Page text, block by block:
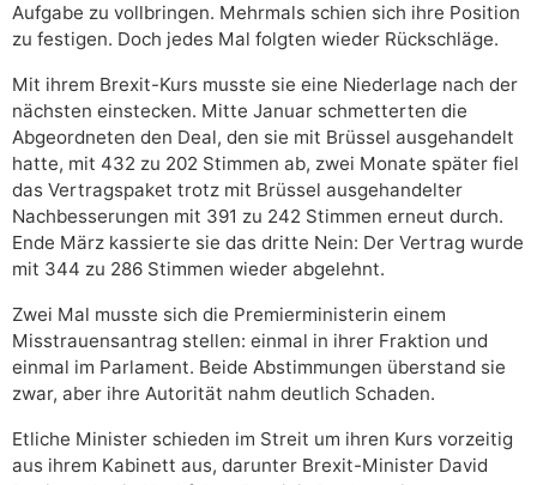
Aufgabe zu vollbringen. Mehrmals schien sich ihre Position
zu festigen. Doch jedes Mal folgten wieder Rückschläge.
Mit ihrem Brexit-Kurs musste sie eine Niederlage nach der
nächsten einstecken. Mitte Januar schmetterten die
Abgeordneten den Deal, den sie mit Brüssel ausgehandelt
hatte, mit 432 zu 202 Stimmen ab, zwei Monate später fiel
das Vertragspaket trotz mit Brüssel ausgehandelter
Nachbesserungen mit 391 zu 242 Stimmen erneut durch.
Ende März kassierte sie das dritte Nein: Der Vertrag wurde
mit 344 zu 286 Stimmen wieder abgelehnt.
Zwei Mal musste sich die Premierministerin einem
Misstrauensantrag stellen: einmal in ihrer Fraktion und
einmal im Parlament. Beide Abstimmungen überstand sie
zwar, aber ihre Autorität nahm deutlich Schaden.
Etliche Minister schieden im Streit um ihren Kurs vorzeitig
aus ihrem Kabinett aus, darunter Brexit-Minister David